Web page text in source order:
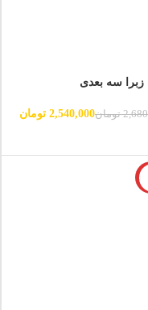
زبرا سه بعدی
تومان2,540,000 تومان